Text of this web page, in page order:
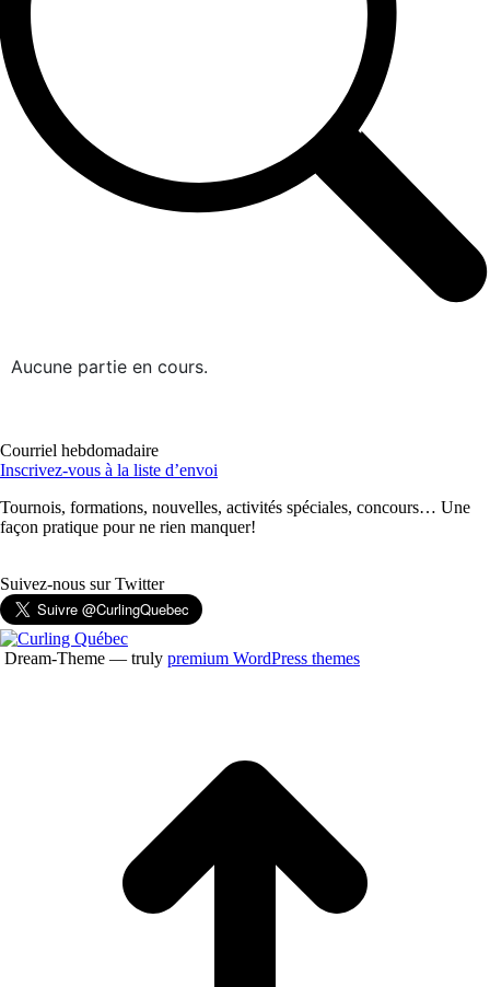
Aucune partie en cours.
Courriel hebdomadaire
Inscrivez-vous à la liste d’envoi
Tournois, formations, nouvelles, activités spéciales, concours… Une
façon pratique pour ne rien manquer!
Suivez-nous sur Twitter
Dream-Theme — truly premium WordPress themes